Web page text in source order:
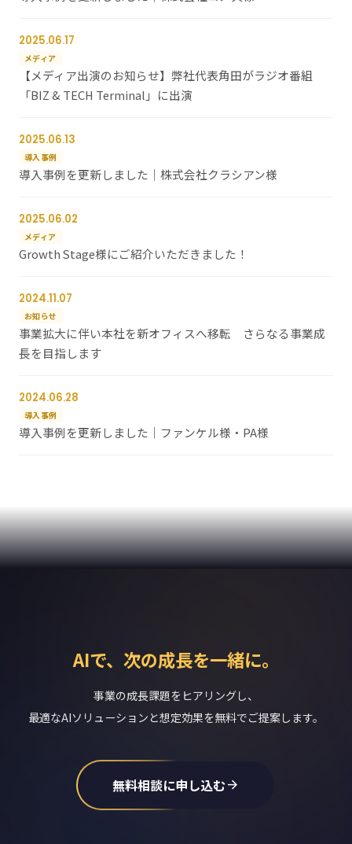
2025.06.17
メディア
【メディア出演のお知らせ】弊社代表角田がラジオ番組
「BIZ & TECH Terminal」に出演
2025.06.13
導入事例
導入事例を更新しました｜株式会社クラシアン様
2025.06.02
メディア
Growth Stage様にご紹介いただきました！
2024.11.07
お知らせ
事業拡大に伴い本社を新オフィスへ移転 さらなる事業成
長を目指します
2024.06.28
導入事例
導入事例を更新しました｜ファンケル様・PA様
AIで、次の成長を一緒に。
事業の成長課題をヒアリングし、
最適なAIソリューションと想定効果を無料でご提案します。
無料相談に申し込むarrow_forward